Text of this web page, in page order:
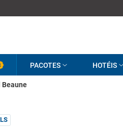
PACOTES HOTÉIS
Beaune